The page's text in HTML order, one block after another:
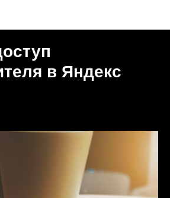
в Яндекс